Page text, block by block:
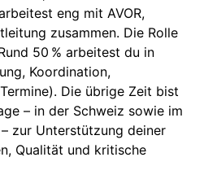
eng mit AVOR,
zusammen. Die Rolle
50 % arbeitest du in
Koordination,
Die übrige Zeit bist
– in der Schweiz sowie im
zur Unterstützung deiner
Qualität und kritische